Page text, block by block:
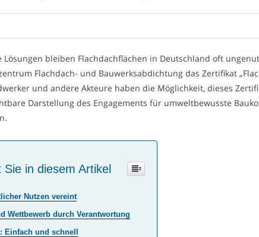
bleiben Flachdachflächen in Deutschland oft
Flachdach- und Bauwerksabdichtung das Zertifikat
und andere Akteure haben die Möglichkeit, dieses
Darstellung des Engagements für umweltbewusste
in diesem Artikel
Nutzen vereint
Wettbewerb durch Verantwortung
Einfach und schnell